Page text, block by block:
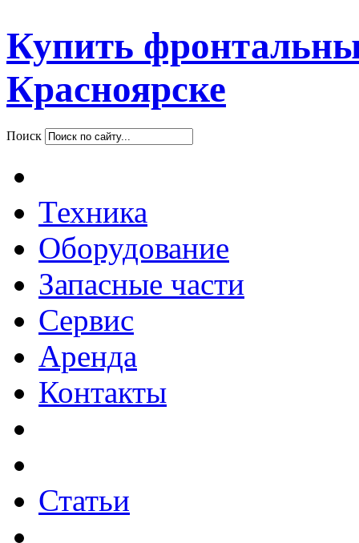
Купить
Красноярске
Поиск
Техника
Оборудование
Запасные части
Сервис
Аренда
Контакты
Статьи